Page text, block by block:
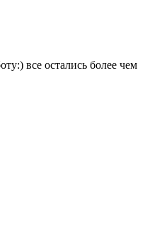
все остались более чем